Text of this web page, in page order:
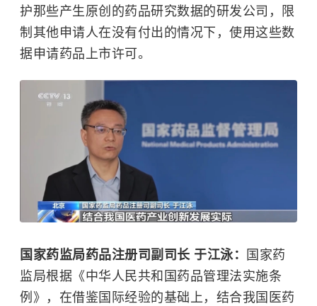
护那些产生原创的药品研究数据的研发公司，限
制其他申请人在没有付出的情况下，使用这些数
据申请药品上市许可。
国家药监局药品注册司副司长 于江泳：
国家药
监局根据《中华人民共和国药品管理法实施条
例 》，在借鉴国际经验的基础上，结合我国医药